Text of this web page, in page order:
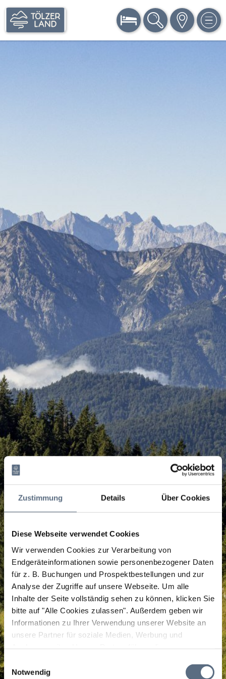
Zustimmung Details Über Cookies
Diese Webseite verwendet Cookies
Wir verwenden Cookies zur Verarbeitung von
Endgeräteinformationen sowie personenbezogener Daten
für z. B. Buchungen und Prospektbestellungen und zur
Analyse der Zugriffe auf unsere Webseite. Um alle
Inhalte der Seite vollständig sehen zu können, klicken Sie
bitte auf "Alle Cookies zulassen". Außerdem geben wir
Informationen zu Ihrer Verwendung unserer Website an
unsere Partner für soziale Medien, Werbung und
zusammen, die Sie ihnen bereitgestellt haben oder die
Einwilligungsauswahl
Notwendig
BUCHEN SUCHE KARTE MENÜ